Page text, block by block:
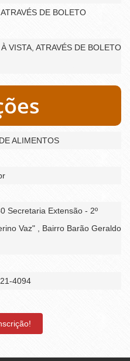
DE BOLETO
VISTA, ATRAVÉS DE BOLETO
ALIMENTOS
Secretaria Extensão - 2º
Vaz" , Bairro Barão Geraldo
4094